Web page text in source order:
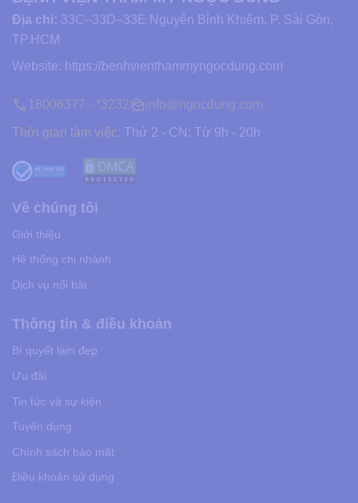
Địa chỉ: 33C–33D–33E Nguyễn Bỉnh Khiêm, P. Sài Gòn,
TP.HCM
Website: https://benhvienthammyngocdung.com
18006377 - *3232 info@ngocdung.com
Thời gian làm việc: Thứ 2 - CN: Từ 9h - 20h
Về chúng tôi
Giới thiệu
Hệ thống chi nhánh
Dịch vụ nổi bật
Thông tin & điều khoản
Bí quyết làm đẹp
Ưu đãi
Tin tức và sự kiện
Tuyển dụng
Chính sách bảo mật
Điều khoản sử dụng